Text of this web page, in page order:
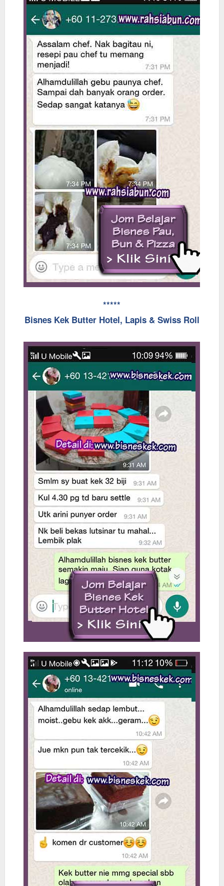
*****
Bisnes Kek Butter Hotel, Lapis & Swiss Roll